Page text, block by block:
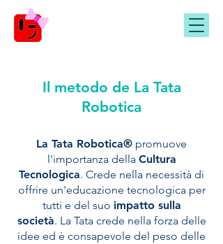
Il metodo deLa Tata
Robotica
La Tata Robotica® promuove
l'importanza della Cultura
Tecnologica. Crede nella necessità di
offrire un'educazione tecnologica per
tutti e del suo impatto sulla
società. La Tata crede nella forza delle
idee ed è consapevole del peso delle